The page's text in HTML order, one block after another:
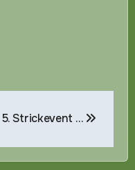
5. Strickevent …